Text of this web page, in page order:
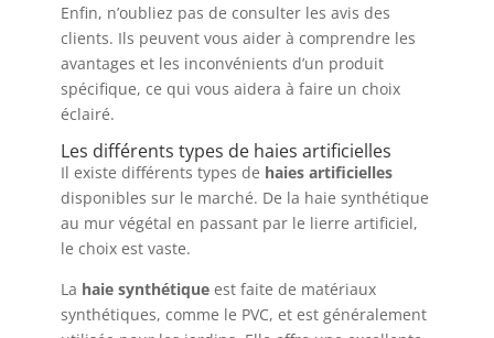
Enfin, n’oubliez pas de consulter les avis des
clients. Ils peuvent vous aider à comprendre les
avantages et les inconvénients d’un produit
spécifique, ce qui vous aidera à faire un choix
éclairé.
Les différents types de haies artificielles
Il existe différents types de haies artificielles
disponibles sur le marché. De la haie synthétique
au mur végétal en passant par le lierre artificiel,
le choix est vaste.
La haie synthétiqueest faite de matériaux
synthétiques, comme le PVC, et est généralement